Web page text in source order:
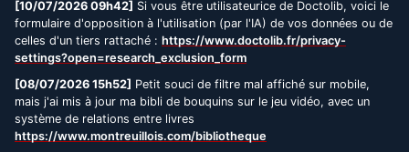
[10/07/2026 09h42] Si vous être utilisateurice de Doctolib, voici le
formulaire d'opposition à l'utilisation (par l'IA) de vos données ou de
celles d'un tiers rattaché : https://www.doctolib.fr/privacy-
settings?open=research_exclusion_form
[08/07/2026 15h52] Petit souci de filtre mal affiché sur mobile,
mais j'ai mis à jour ma bibli de bouquins sur le jeu vidéo, avec un
système de relations entre livres
https://www.montreuillois.com/bibliotheque